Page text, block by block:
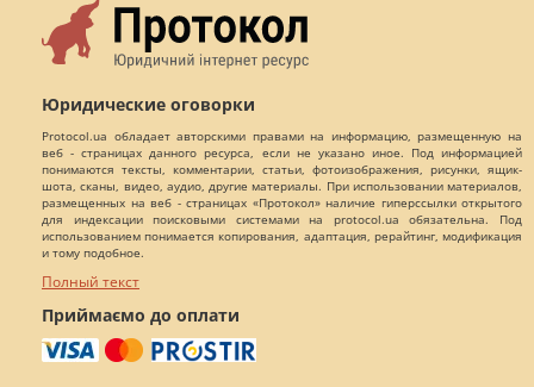
Юридические оговорки
Protocol.ua обладает авторскими правами на информацию, размещенную на
веб - страницах данного ресурса, если не указано иное. Под информацией
понимаются тексты, комментарии, статьи, фотоизображения, рисунки, ящик-
шота, сканы, видео, аудио, другие материалы. При использовании материалов,
размещенных на веб - страницах «Протокол» наличие гиперссылки открытого
для индексации поисковыми системами на protocol.ua обязательна. Под
использованием понимается копирования, адаптация, рерайтинг, модификация
и тому подобное.
Полный текст
Приймаємо до оплати